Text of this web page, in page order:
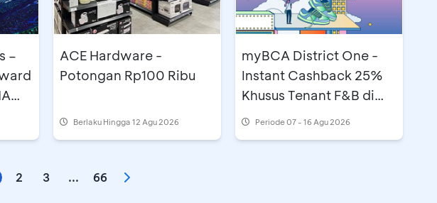
–
ACE Hardware -
Potongan Rp100 Ribu
Berlaku Hingga 12 Agu 2026
myBCA District One -
Instant Cashback 25%
Khusus Tenant F&B di
Plaza Blok M
Periode07 - 16 Agu 2026
2 3 ... 66